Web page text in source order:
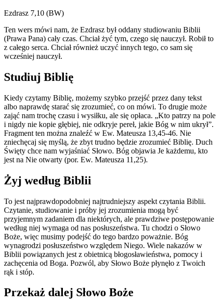
Ezdrasz 7,10 (BW)
Ten wers mówi nam, że Ezdrasz był oddany studiowaniu Biblii
(Prawa Pana) cały czas. Chciał żyć tym, czego się nauczył. Robił to
z całego serca. Chciał również uczyć innych tego, co sam się
wcześniej nauczył.
Studiuj Biblię
Kiedy czytamy Biblię, możemy szybko przejść przez dany tekst
albo naprawdę starać się zrozumieć, co on mówi. To drugie może
zająć nam trochę czasu i wysiłku, ale się opłaca. „Kto patrzy na pole
i nigdy nie kopie głębiej, nie odkryje pereł, jakie Bóg w nim ukrył”.
Fragment ten można znaleźć w Ew. Mateusza 13,45-46. Nie
zniechęcaj się myślą, że zbyt trudno będzie zrozumieć Biblię. Duch
Święty chce nam wyjaśniać Słowo. Bóg objawia Je każdemu, kto
jest na Nie otwarty (por. Ew. Mateusza 11,25).
Żyj według Biblii
To jest najprawdopodobniej najtrudniejszy aspekt czytania Biblii.
Czytanie, studiowanie i próby jej zrozumienia mogą być
przyjemnym zadaniem dla niektórych, ale prawdziwe postępowanie
według niej wymaga od nas posłuszeństwa. Tu chodzi o Słowo
Boże, więc musimy podejść do tego bardzo poważnie. Bóg
wynagrodzi posłuszeństwo względem Niego. Wiele nakazów w
Biblii powiązanych jest z obietnicą błogosławieństwa, pomocy i
zachęcenia od Boga. Pozwól, aby Słowo Boże płynęło z Twoich
rąk i stóp.
Przekaż dalej Słowo Boże